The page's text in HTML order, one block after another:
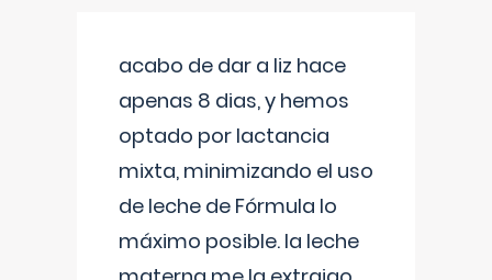
acabo de dar a liz hace
apenas 8 dias, y hemos
optado por lactancia
mixta, minimizando el uso
de leche de Fórmula lo
máximo posible. la leche